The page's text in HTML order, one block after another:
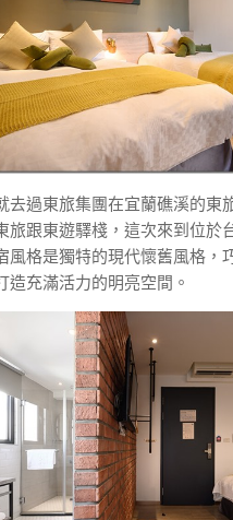
去過東旅集團在宜蘭礁溪的東
旅跟東遊驛棧，這次來到位於
風格是獨特的現代懷舊風格，
造充滿活力的明亮空間。